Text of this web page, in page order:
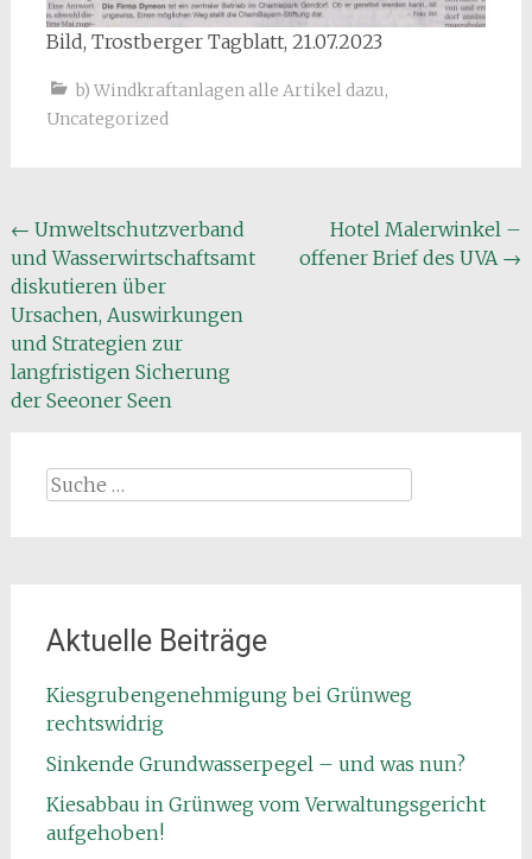
Bild, Trostberger Tagblatt, 21.07.2023
b) Windkraftanlagen alle Artikel dazu,
Uncategorized
Beitragsnavigation
← Umweltschutzverband
und Wasserwirtschaftsamt
diskutieren über
Ursachen, Auswirkungen
und Strategien zur
langfristigen Sicherung
der Seeoner Seen
Hotel Malerwinkel –
offener Brief des UVA →
Suche
nach:
Aktuelle Beiträge
Kiesgrubengenehmigung bei Grünweg
rechtswidrig
Sinkende Grundwasserpegel – und was nun?
Kiesabbau in Grünweg vom Verwaltungsgericht
aufgehoben!